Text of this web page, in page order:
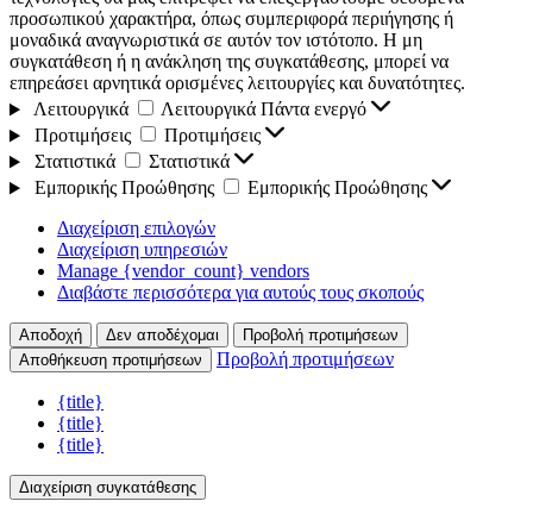
προσωπικού χαρακτήρα, όπως συμπεριφορά περιήγησης ή
μοναδικά αναγνωριστικά σε αυτόν τον ιστότοπο. Η μη
συγκατάθεση ή η ανάκληση της συγκατάθεσης, μπορεί να
επηρεάσει αρνητικά ορισμένες λειτουργίες και δυνατότητες.
Λειτουργικά
Λειτουργικά Πάντα ενεργό
Προτιμήσεις
Προτιμήσεις
Στατιστικά
Στατιστικά
Εμπορικής Προώθησης
Εμπορικής Προώθησης
Διαχείριση επιλογών
Διαχείριση υπηρεσιών
Manage {vendor_count} vendors
Διαβάστε περισσότερα για αυτούς τους σκοπούς
Αποδοχή Δεν αποδέχομαι
Προβολή προτιμήσεων
Αποθήκευση προτιμήσεων
Προβολή προτιμήσεων
{title}
{title}
{title}
Διαχείριση συγκατάθεσης